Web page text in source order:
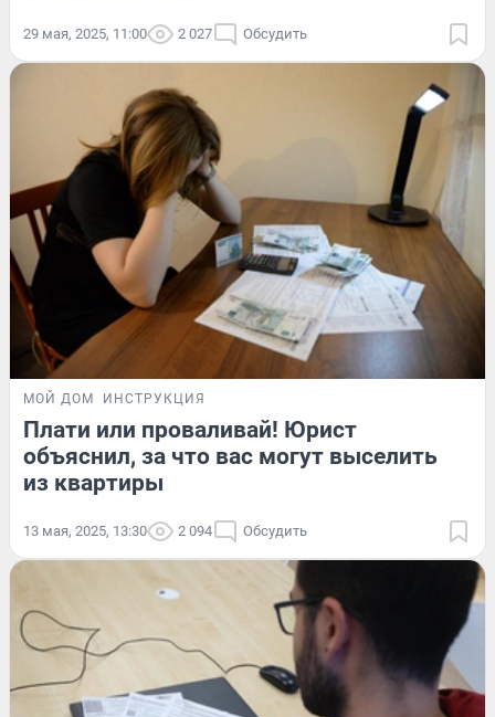
29 мая, 2025, 11:00 2 027 Обсудить
МОЙ ДОМ ИНСТРУКЦИЯ
Плати или проваливай! Юрист
объяснил, за что вас могут выселить
из квартиры
13 мая, 2025, 13:30 2 094 Обсудить